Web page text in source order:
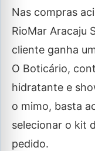
Nas compras
RioMar Aracaju
cliente ganha um
O Boticário,
hidratante e
o mimo, basta
selecionar o kit
pedido.